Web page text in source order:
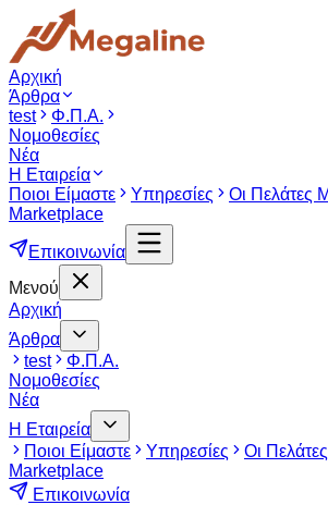
Αρχική
Άρθρα
test
Φ.Π.Α.
Νομοθεσίες
Νέα
Η Εταιρεία
Ποιοι Είμαστε
Υπηρεσίες
Οι Πελάτες
Marketplace
Επικοινωνία
Μενού
Αρχική
Άρθρα
test
Φ.Π.Α.
Νομοθεσίες
Νέα
Η Εταιρεία
Ποιοι Είμαστε
Υπηρεσίες
Οι
Marketplace
Επικοινωνία